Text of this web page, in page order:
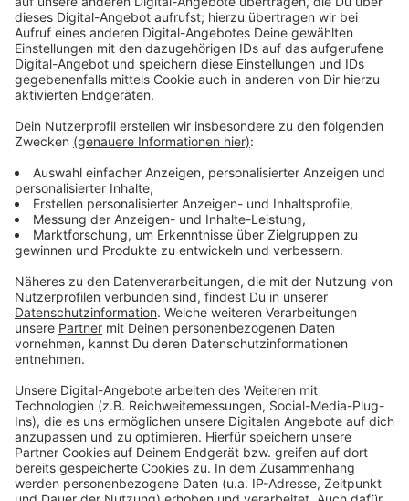
Abgerundet wurde der Abend mit dem Auftritt des
US-Rappers Macklemore – er gab seine größten Hits
„Thrift Shop“, „Glorious“ und „Can’t hold us“ zum
Besten.
Weitere Infos und Links zum Thema
Anzeige
Darum geht es bei den Spielen
Das Invictus Games Programm
Das deutsche Team
Anzeige